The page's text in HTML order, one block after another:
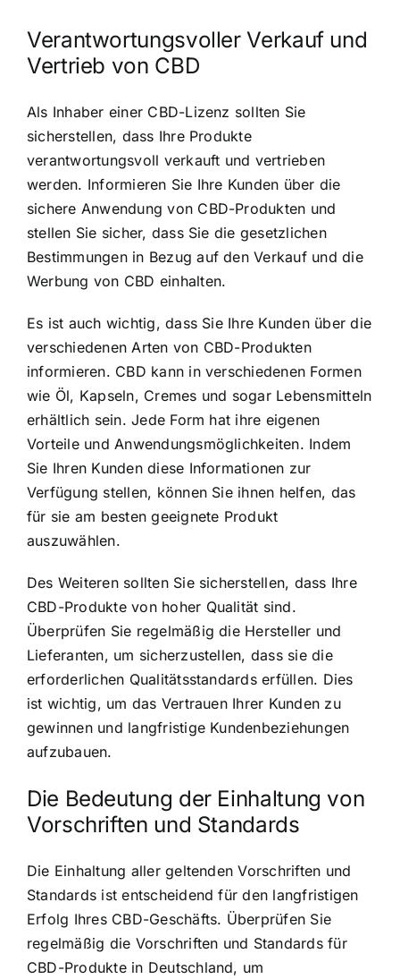
Verantwortungsvoller Verkauf und
Vertrieb von CBD
Als Inhaber einer CBD-Lizenz sollten Sie
sicherstellen, dass Ihre Produkte
verantwortungsvoll verkauft und vertrieben
werden. Informieren Sie Ihre Kunden über die
sichere Anwendung von CBD-Produkten und
stellen Sie sicher, dass Sie die gesetzlichen
Bestimmungen in Bezug auf den Verkauf und die
Werbung von CBD einhalten.
Es ist auch wichtig, dass Sie Ihre Kunden über die
verschiedenen Arten von CBD-Produkten
informieren. CBD kann in verschiedenen Formen
wie Öl, Kapseln, Cremes und sogar Lebensmitteln
erhältlich sein. Jede Form hat ihre eigenen
Vorteile und Anwendungsmöglichkeiten. Indem
Sie Ihren Kunden diese Informationen zur
Verfügung stellen, können Sie ihnen helfen, das
für sie am besten geeignete Produkt
auszuwählen.
Des Weiteren sollten Sie sicherstellen, dass Ihre
CBD-Produkte von hoher Qualität sind.
Überprüfen Sie regelmäßig die Hersteller und
Lieferanten, um sicherzustellen, dass sie die
erforderlichen Qualitätsstandards erfüllen. Dies
ist wichtig, um das Vertrauen Ihrer Kunden zu
gewinnen und langfristige Kundenbeziehungen
aufzubauen.
Die Bedeutung der Einhaltung von
Vorschriften und Standards
Die Einhaltung aller geltenden Vorschriften und
Standards ist entscheidend für den langfristigen
Erfolg Ihres CBD-Geschäfts. Überprüfen Sie
regelmäßig die Vorschriften und Standards für
CBD-Produkte in Deutschland, um